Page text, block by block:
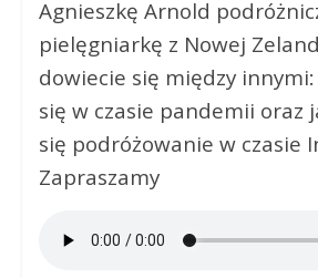
Agnieszkę Arnold
pielęgniarkę z Nowej
dowiecie się między
się w czasie pandemii oraz
się podróżowanie w czasie
Zapraszamy